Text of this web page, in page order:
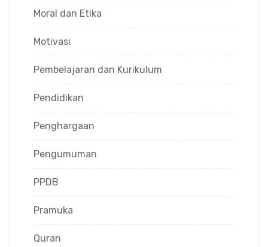
Moral dan Etika
Motivasi
Pembelajaran dan Kurikulum
Pendidikan
Penghargaan
Pengumuman
PPDB
Pramuka
Quran